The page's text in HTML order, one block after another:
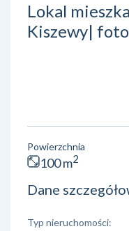
Lokal
Kiszewy|
Powierzchnia
100 m2
Dane
Typ nieruchomości: